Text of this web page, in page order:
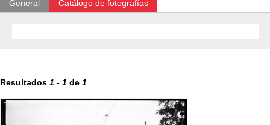
General Catálogo de fotografías
Resultados 1 - 1 de 1